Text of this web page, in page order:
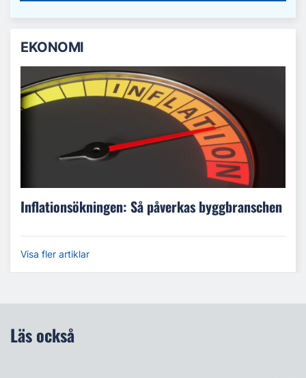
EKONOMI
Inflationsökningen: Så påverkas byggbranschen
Visa fler artiklar
Läs också